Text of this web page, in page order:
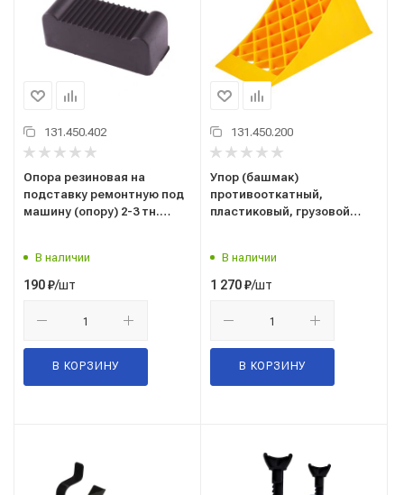
131.450.402
Опора резиновая на
подставку ремонтную под
машину (опору) 2-3 тн.
В наличии
190₽/шт
В КОРЗИНУ
131.450.200
Упор (башмак)
противооткатный,
пластиковый, грузовой
автомобилей
В наличии
1 270₽/шт
В КОРЗИНУ